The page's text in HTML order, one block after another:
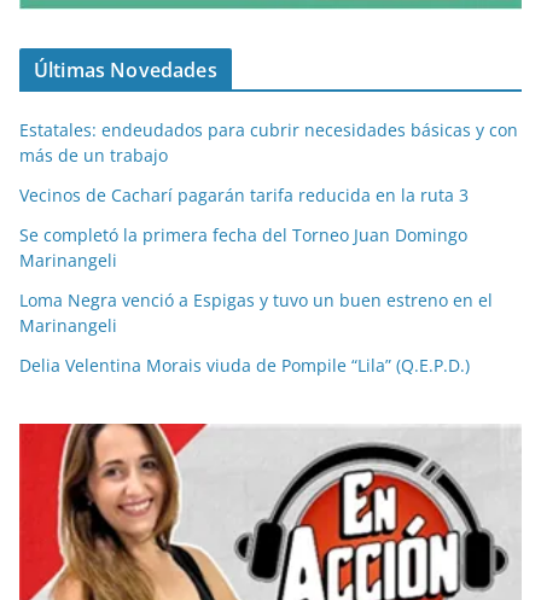
Últimas Novedades
Estatales: endeudados para cubrir necesidades básicas y con
más de un trabajo
Vecinos de Cacharí pagarán tarifa reducida en la ruta 3
Se completó la primera fecha del Torneo Juan Domingo
Marinangeli
Loma Negra venció a Espigas y tuvo un buen estreno en el
Marinangeli
Delia Velentina Morais viuda de Pompile “Lila” (Q.E.P.D.)